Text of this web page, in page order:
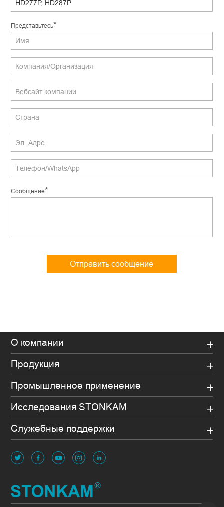
Представьтесь*
Сообщение*
Отправить сообщение
О компании
Продукция
Промышленное применение
Исследования STONKAM
Служебные поддержки